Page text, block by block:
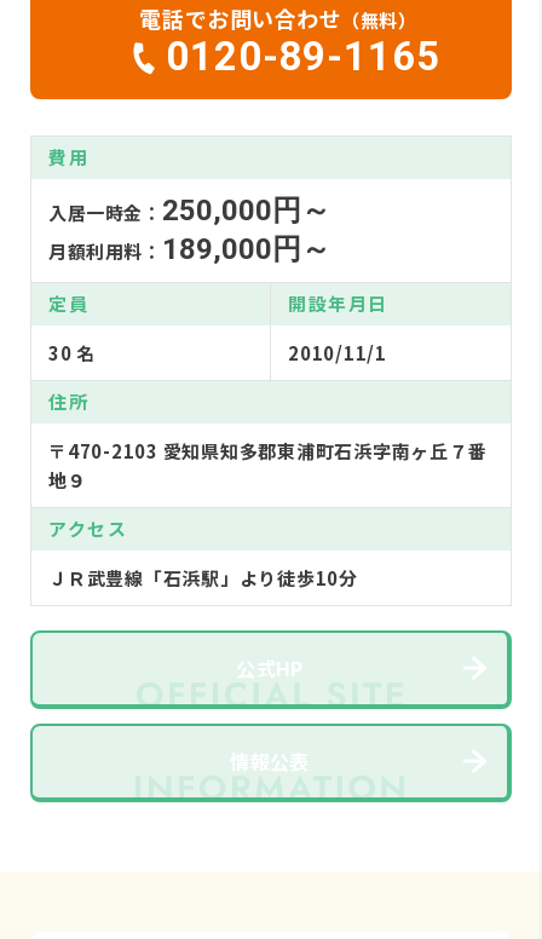
電話でお問い合わせ （無料）
0120-89-1165
費用
入居一時金： 250,000円～
月額利用料： 189,000円～
定員
30 名
開設年月日
2010/11/1
住所
〒470-2103 愛知県知多郡東浦町石浜字南ヶ丘７番
地９
アクセス
ＪＲ武豊線「石浜駅」より徒歩10分
公式HP
情報公表